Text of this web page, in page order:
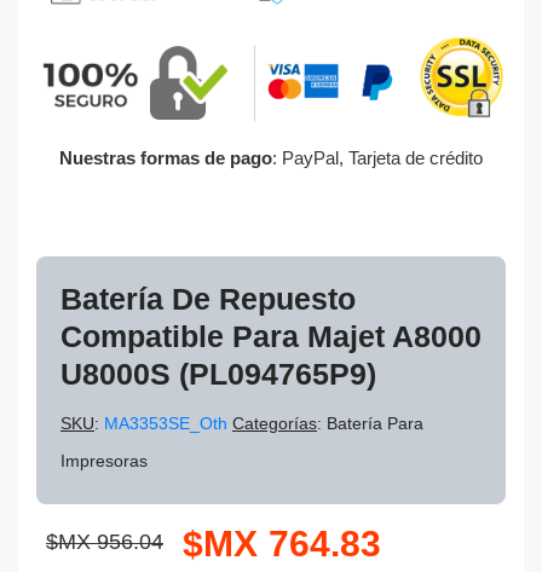
Nuestras formas de pago: PayPal, Tarjeta de crédito
Batería De Repuesto
Compatible Para Majet A8000
U8000S (PL094765P9)
SKU: MA3353SE_Oth Categorías: Batería Para
Impresoras
$MX 956.04 $MX 764.83